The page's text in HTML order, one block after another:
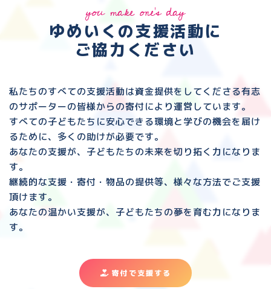
you make one's day
ゆめいくの支援活動に
ご協力ください
私たちのすべての支援活動は資金提供をしてくださる有志
のサポーターの皆様からの寄付により運営しています。
すべての子どもたちに安心できる環境と 学びの機会を届け
るために、多くの助けが必要です。
あなたの支援が、子どもたちの未来を切り拓く力になりま
す。
継続的な支援・寄付・物品の提供等、様々な方法でご支援
頂けます。
あなたの温かい支援が、子どもたちの夢を育む力になりま
す。
寄付で支援する